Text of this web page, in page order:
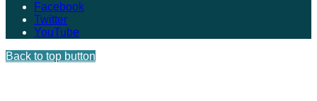
Facebook
Twitter
YouTube
Back to top button